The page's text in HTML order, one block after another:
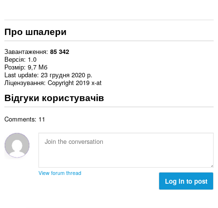
Про шпалери
Завантаження 85 342
Версія 1.0
Розмір 9,7 Мб
Last update 23 грудня 2020 р.
Ліцензування Copyright 2019 x-at
Відгуки користувачів
Comments: 11
View forum thread
Log in to post